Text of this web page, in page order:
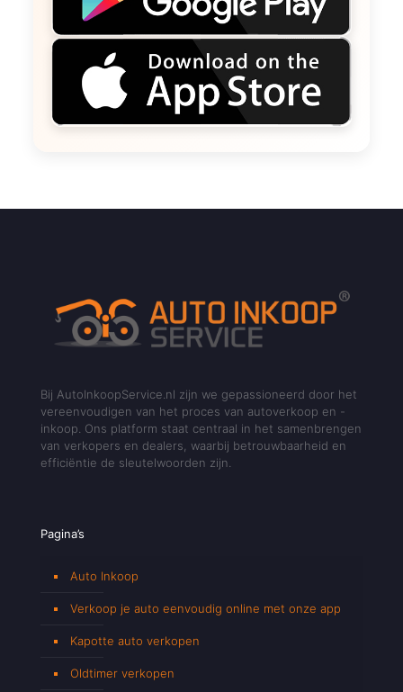
Bij AutoInkoopService.nl zijn we gepassioneerd door het
vereenvoudigen van het proces van autoverkoop en -
inkoop. Ons platform staat centraal in het samenbrengen
van verkopers en dealers, waarbij betrouwbaarheid en
efficiëntie de sleutelwoorden zijn.
Pagina’s
Auto Inkoop
Verkoop je auto eenvoudig online met onze app
Kapotte auto verkopen
Oldtimer verkopen